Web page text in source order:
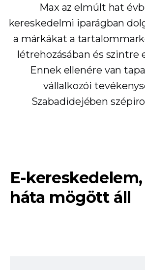
Max az elmúlt hat
kereskedelmi iparágban
a márkákat a
létrehozásában és szintre
Ennek ellenére van
vállalkozói
Szabadidejében
E-
háta mögött áll